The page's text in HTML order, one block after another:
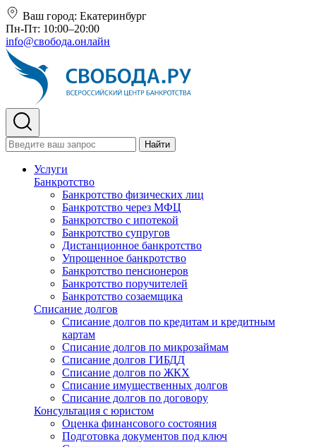
Ваш город: Екатеринбург
Пн-Пт: 10:00–20:00
info@свобода.онлайн
Найти
Услуги
Банкротство
Банкротство физических лиц
Банкротство через МФЦ
Банкротство с ипотекой
Банкротство супругов
Дистанционное банкротство
Упрощенное банкротство
Банкротство пенсионеров
Банкротство поручителей
Банкротство созаемщика
Списание долгов
Списание долгов по кредитам и кредитным
картам
Списание долгов по микрозаймам
Списание долгов ГИБДД
Списание долгов по ЖКХ
Списание имущественных долгов
Списание долгов по договору
Консультация с юристом
Оценка финансового состояния
Подготовка документов под ключ